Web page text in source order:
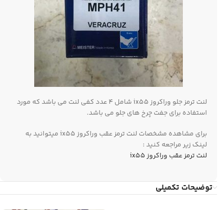
لنت ترمز جلو وراکروز ix55 شامل 4 عدد کفی لنت می باشد که مورد
استفاده برای جفت چرخ های جلو می باشد.
برای مشاهده مشخصات لنت ترمز عقب وراکروز ix55 میتوانید به
لینک زیر مراجعه کنید :
لنت ترمز عقب وراکروز ix55
توضیحات تکمیلی